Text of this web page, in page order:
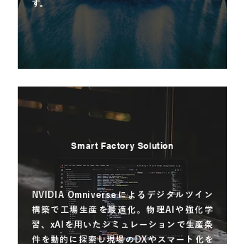
す。
read more
Smart・F
Smart Factory Solution
NVIDIA Omniverseによるデジタルツイン
構築で工場生産を最適化。物理AIや強化学
習、xAIを用いたシミュレーションで生産条
件を動的に探索し現場のDXやスマート化を